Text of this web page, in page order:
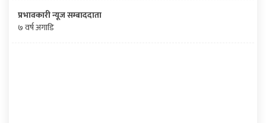
प्रभावकारी न्यूज सम्बाददाता
७ वर्ष अगाडि